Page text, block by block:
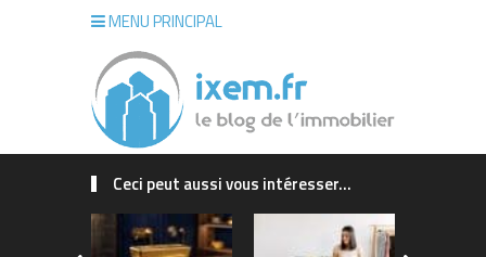
MENU PRINCIPAL
Ceci peut aussi vous intéresser...